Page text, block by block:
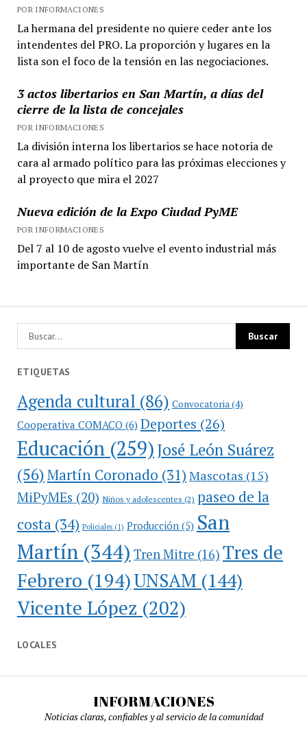
POR INFORMACIONES
La hermana del presidente no quiere ceder ante los
intendentes del PRO. La proporción y lugares en la
lista son el foco de la tensión en las negociaciones.
3 actos libertarios en San Martín, a días del
cierre de la lista de concejales
POR INFORMACIONES
La división interna los libertarios se hace notoria de
cara al armado político para las próximas elecciones y
al proyecto que mira el 2027
Nueva edición de la Expo Ciudad PyME
POR INFORMACIONES
Del 7 al 10 de agosto vuelve el evento industrial más
importante de San Martín
ETIQUETAS
Agenda cultural (86) Convocatoria (4)
Cooperativa COMACO(6) Deportes (26)
Educación(259)José León Suárez
(56)Martín Coronado (31) Mascotas (15)
MiPyMEs (20) Niños y adolescentes (2) paseo de la
costa(34) Policiales(1) Producción(5) San
Martín(344) Tren Mitre (16) Tres de
Febrero (194)UNSAM (144)
Vicente López (202)
LOCALES
INFORMACIONES
Noticias claras, confiables y al servicio de la comunidad